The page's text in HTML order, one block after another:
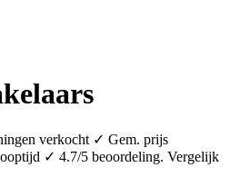
verkocht ✓ Gem. prijs
✓ 4.7/5 beoordeling. Vergelijk